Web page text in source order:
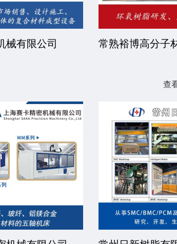
械有限公司 常熟裕博高分子
查